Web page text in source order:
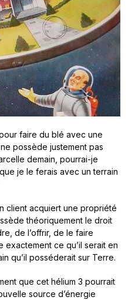
faire du blé avec une
possède justement pas
demain, pourrai-je
je le ferais avec un terrain
client acquiert une propriété
théoriquement le droit
de l’offrir, de le faire
ce qu’il serait en
qu’il posséderait sur Terre.
que cet hélium 3 pourrait
source d’énergie